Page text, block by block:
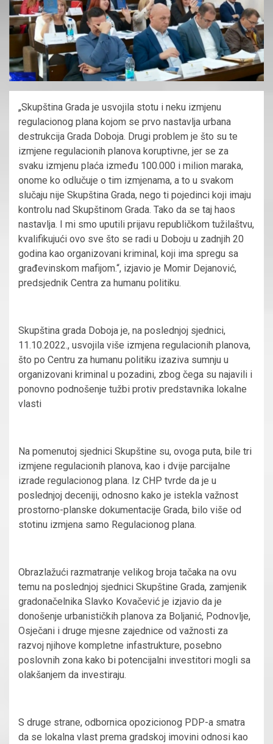
„Skupština Grada je usvojila stotu i neku izmjenu
regulacionog plana kojom se prvo nastavlja urbana
destrukcija Grada Doboja. Drugi problem je što su te
izmjene regulacionih planova koruptivne, jer se za
svaku izmjenu plaća između 100.000 i milion maraka,
onome ko odlučuje o tim izmjenama, a to u svakom
slučaju nije Skupština Grada, nego ti pojedinci koji imaju
kontrolu nad Skupštinom Grada. Tako da se taj haos
nastavlja. I mi smo uputili prijavu republičkom tužilaštvu,
kvalifikujući ovo sve što se radi u Doboju u zadnjih 20
godina kao organizovani kriminal, koji ima spregu sa
građevinskom mafijom.“, izjavio je Momir Dejanović,
predsjednik Centra za humanu politiku.
Skupština grada Doboja je, na poslednjoj sjednici,
11.10.2022., usvojila više izmjena regulacionih planova,
što po Centru za humanu politiku izaziva sumnju u
organizovani kriminal u pozadini, zbog čega su najavili i
ponovno podnošenje tužbi protiv predstavnika lokalne
vlasti
Na pomenutoj sjednici Skupštine su, ovoga puta, bile tri
izmjene regulacionih planova, kao i dvije parcijalne
izrade regulacionog plana. Iz CHP tvrde da je u
poslednjoj deceniji, odnosno kako je istekla važnost
prostorno-planske dokumentacije Grada, bilo više od
stotinu izmjena samo Regulacionog plana.
Obrazlažući razmatranje velikog broja tačaka na ovu
temu na poslednjoj sjednici Skupštine Grada, zamjenik
gradonačelnika Slavko Kovačević je izjavio da je
donošenje urbanističkih planova za Boljanić, Podnovlje,
Osječani i druge mjesne zajednice od važnosti za
razvoj njihove kompletne infastrukture, posebno
poslovnih zona kako bi potencijalni investitori mogli sa
olakšanjem da investiraju.
S druge strane, odbornica opozicionog PDP-a smatra
da se lokalna vlast prema gradskoj imovini odnosi kao